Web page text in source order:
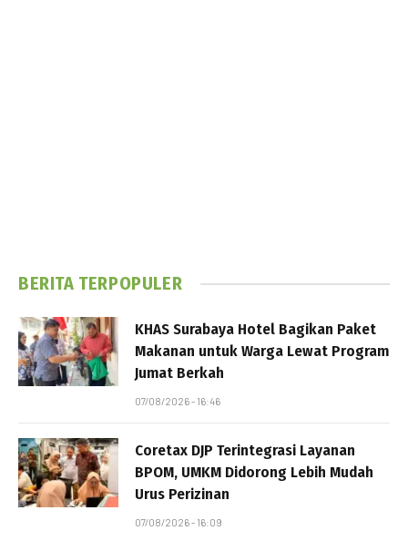
BERITA TERPOPULER
KHAS Surabaya Hotel Bagikan Paket
Makanan untuk Warga Lewat Program
Jumat Berkah
07/08/2026 - 16:46
Coretax DJP Terintegrasi Layanan
BPOM, UMKM Didorong Lebih Mudah
Urus Perizinan
07/08/2026 - 16:09